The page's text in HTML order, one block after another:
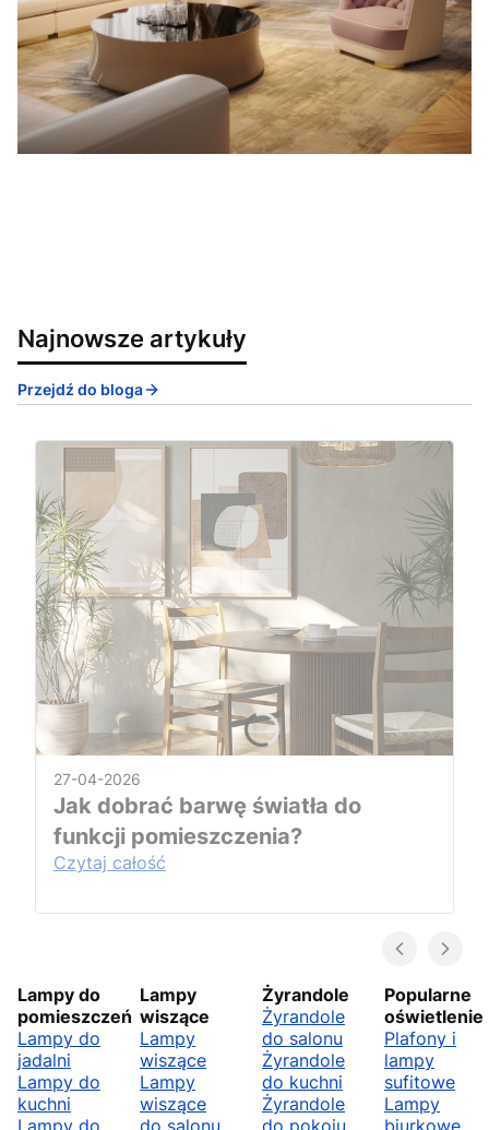
Najnowsze artykuły
Przejdź do bloga
27-04-2026
Jak dobrać barwę światła do
funkcji pomieszczenia?
Czytaj całość
Lampy do
pomieszczeń
Lampy do
jadalni
Lampy do
kuchni
Lampy
wiszące
Lampy
wiszące
Lampy
wiszące
Żyrandole
Żyrandole
do salonu
Żyrandole
do kuchni
Żyrandole
Popularne
oświetlenie
Plafony i
lampy
sufitowe
Lampy